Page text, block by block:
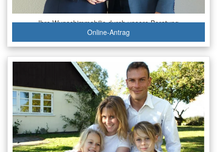
Ihre Wunschimmobilie durch unsere Beratung
Online-Antrag